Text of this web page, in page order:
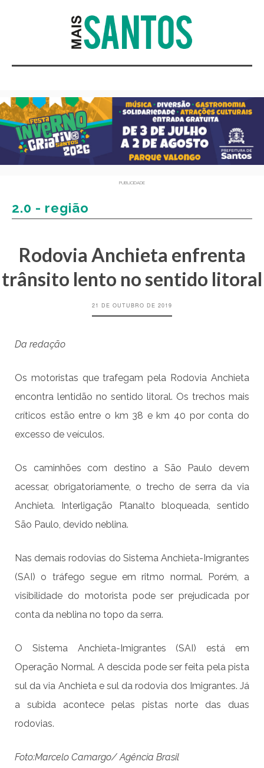
PUBLICIDADE
2.0 - região
Rodovia Anchieta enfrenta
trânsito lento no sentido litoral
21 DE OUTUBRO DE 2019
Da redação
Os motoristas que trafegam pela Rodovia Anchieta
encontra lentidão no sentido litoral. Os trechos mais
críticos estão entre o km 38 e km 40 por conta do
excesso de veículos.
Os caminhões com destino a São Paulo devem
acessar, obrigatoriamente, o trecho de serra da via
Anchieta. Interligação Planalto bloqueada, sentido
São Paulo, devido neblina.
Nas demais rodovias do Sistema Anchieta-Imigrantes
(SAI) o tráfego segue em ritmo normal. Porém, a
visibilidade do motorista pode ser prejudicada por
conta da neblina no topo da serra.
O Sistema Anchieta-Imigrantes (SAI) está em
Operação Normal. A descida pode ser feita pela pista
sul da via Anchieta e sul da rodovia dos Imigrantes. Já
a subida acontece pelas pistas norte das duas
rodovias.
Foto:Marcelo Camargo/ Agência Brasil